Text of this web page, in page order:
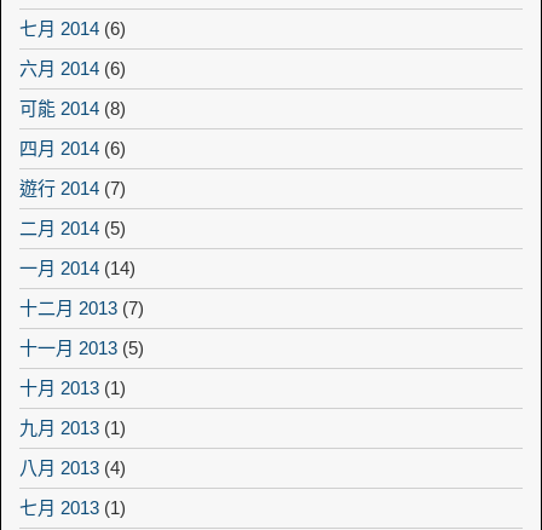
七月 2014 (6)
六月 2014 (6)
可能 2014 (8)
四月 2014 (6)
遊行 2014 (7)
二月 2014 (5)
一月 2014 (14)
十二月 2013 (7)
十一月 2013 (5)
十月 2013 (1)
九月 2013 (1)
八月 2013 (4)
七月 2013 (1)